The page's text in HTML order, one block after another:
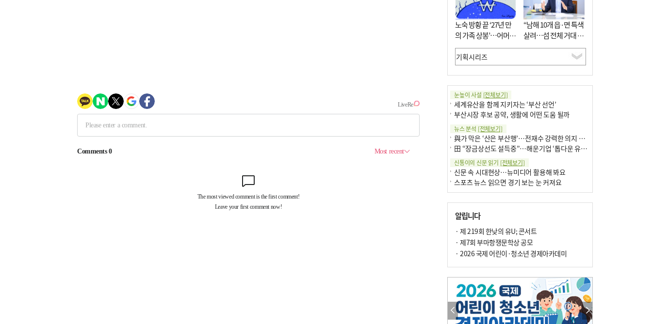
노숙 방황 끝 ‘27년 만
의 가족 상봉’…어머니
와 행복 꿈꿔
“남해 10개 읍·면 특색
살려…섬 전체 거대 정
원으로 조성”
눈높이 사설 [전체보기]
세계유산을 함께 지키자는 ‘부산 선언’
부산시장 후보 공약, 생활에 어떤 도움 될까
뉴스 분석 [전체보기]
與가 막은 ‘산은 부산행’…전재수 강력한 의지 표명 없인 공염불
田 “장금상선도 설득중”…해운기업 ‘톱다운 유치전’ 가속
신통이의 신문 읽기 [전체보기]
신문 속 시대현상…뉴미디어 활용해 봐요
스포츠 뉴스 읽으면 경기 보는 눈 커져요
구·군 승진 축하화분 관행 없애자니 소상공인 울상
팩트체크[전체보기]
의령 한우산 털중나리
한 손 뉴스[전체보기]
시민이 개발한 폭염 대응 앱 ‘그늘로’ 길안내 지도 등 인기
골목 맛집 발굴 고메 셀렉션…부산시, 페스티벌 시월 연계
알립니다
· 제 219회 한낮의 유U; 콘서트
· 제7회 부마항쟁문학상 공모
· 2026 국제 어린이·청소년 경제아카데미